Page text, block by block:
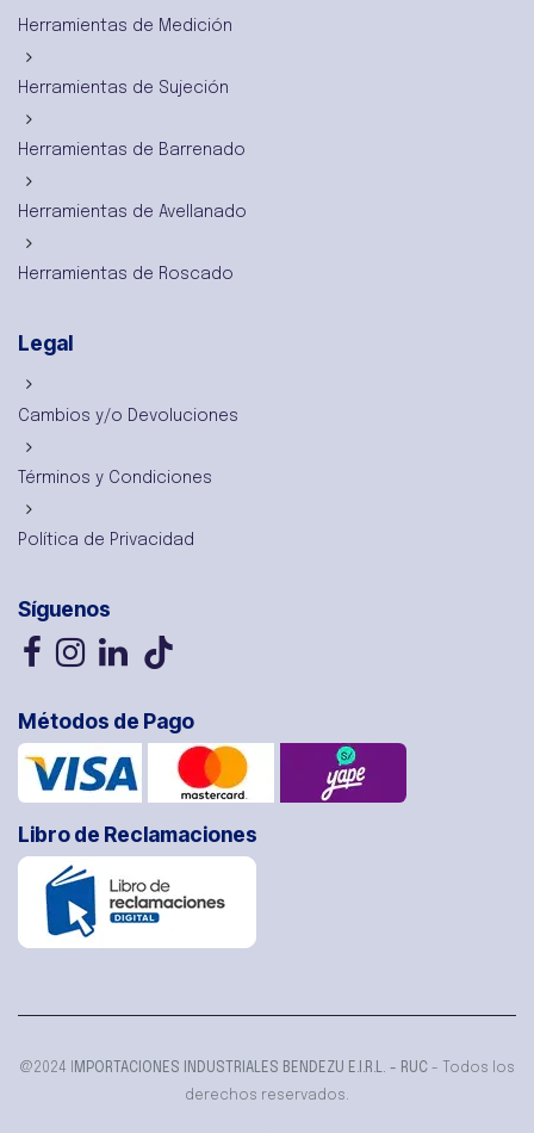
Herramientas de Medición
Herramientas de Sujeción
Herramientas de Barrenado
Herramientas de Avellanado
Herramientas de Roscado
Legal
Cambios y/o Devoluciones
Términos y Condiciones
Política de Privacidad
Síguenos
Métodos de Pago
Libro de Reclamaciones
@2024 I MPORTACIONES INDUSTRIALES BENDEZU E.I.R.L. - RUC - Todos los
derechos reservados.